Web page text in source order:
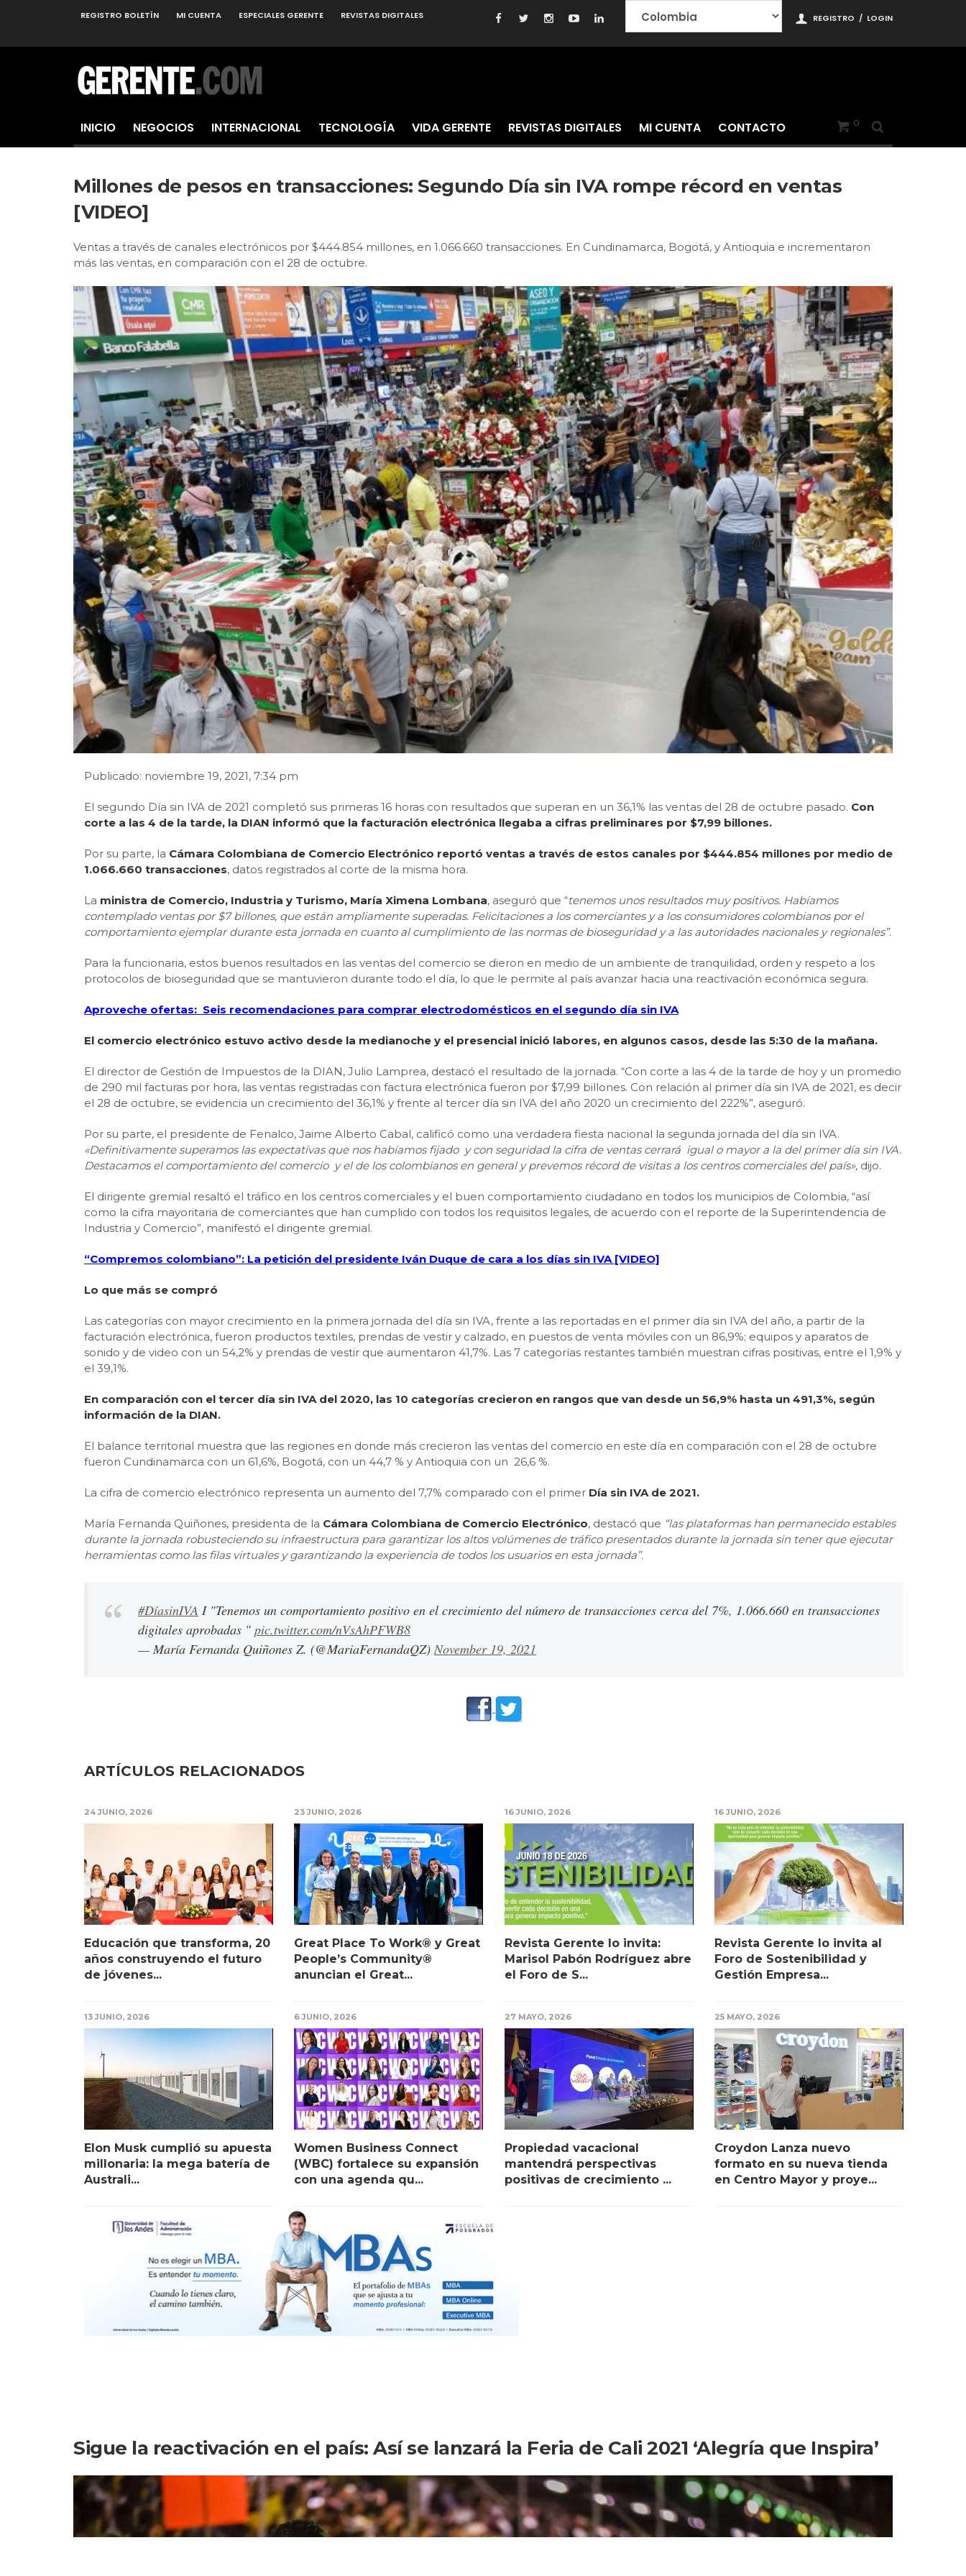
REGISTRO / LOGIN
REGISTRO BOLETÍN MI CUENTA ESPECIALES GERENTE REVISTAS DIGITALES
0
INICIO NEGOCIOS INTERNACIONAL TECNOLOGÍA VIDA GERENTE REVISTAS DIGITALES MI CUENTA CONTACTO
Millones de pesos en transacciones: Segundo Día sin IVA rompe récord en ventas
[VIDEO]
Ventas a través de canales electrónicos por $444.854 millones, en 1.066.660 transacciones. En Cundinamarca, Bogotá, y Antioquia e incrementaron
más las ventas, en comparación con el 28 de octubre.
Publicado: noviembre 19, 2021, 7:34 pm
El segundo Día sin IVA de 2021 completó sus primeras 16 horas con resultados que superan en un 36,1% las ventas del 28 de octubre pasado. Con
corte a las 4 de la tarde, la DIAN informó que la facturación electrónica llegaba a cifras preliminares por $7,99 billones.
Por su parte, la Cámara Colombiana de Comercio Electrónico reportó ventas a través de estos canales por $444.854 millones por medio de
1.066.660 transacciones, datos registrados al corte de la misma hora.
La ministra de Comercio, Industria y Turismo, María Ximena Lombana, aseguró que “tenemos unos resultados muy positivos. Habíamos
contemplado ventas por $7 billones, que están ampliamente superadas. Felicitaciones a los comerciantes y a los consumidores colombianos por el
comportamiento ejemplar durante esta jornada en cuanto al cumplimiento de las normas de bioseguridad y a las autoridades nacionales y regionales”.
Para la funcionaria, estos buenos resultados en las ventas del comercio se dieron en medio de un ambiente de tranquilidad, orden y respeto a los
protocolos de bioseguridad que se mantuvieron durante todo el día, lo que le permite al país avanzar hacia una reactivación económica segura.
Aproveche ofertas: Seis recomendaciones para comprar electrodomésticos en el segundo día sin IVA
El comercio electrónico estuvo activo desde la medianoche y el presencial inició labores, en algunos casos, desde las 5:30 de la mañana.
El director de Gestión de Impuestos de la DIAN, Julio Lamprea, destacó el resultado de la jornada. “Con corte a las 4 de la tarde de hoy y un promedio
de 290 mil facturas por hora, las ventas registradas con factura electrónica fueron por $7,99 billones. Con relación al primer día sin IVA de 2021, es decir
el 28 de octubre, se evidencia un crecimiento del 36,1% y frente al tercer día sin IVA del año 2020 un crecimiento del 222%”, aseguró.
Por su parte, el presidente de Fenalco, Jaime Alberto Cabal, calificó como una verdadera fiesta nacional la segunda jornada del día sin IVA.
«Definitivamente superamos las expectativas que nos habíamos fijado y con seguridad la cifra de ventas cerrará igual o mayor a la del primer día sin IVA.
Destacamos el comportamiento del comercio y el de los colombianos en general y prevemos récord de visitas a los centros comerciales del país», dijo.
El dirigente gremial resaltó el tráfico en los centros comerciales y el buen comportamiento ciudadano en todos los municipios de Colombia, “así
como la cifra mayoritaria de comerciantes que han cumplido con todos los requisitos legales, de acuerdo con el reporte de la Superintendencia de
Industria y Comercio”, manifestó el dirigente gremial.
“Compremos colombiano”: La petición del presidente Iván Duque de cara a los días sin IVA [VIDEO]
Lo que más se compró
Las categorías con mayor crecimiento en la primera jornada del día sin IVA, frente a las reportadas en el primer día sin IVA del año, a partir de la
facturación electrónica, fueron productos textiles, prendas de vestir y calzado, en puestos de venta móviles con un 86,9%; equipos y aparatos de
sonido y de video con un 54,2% y prendas de vestir que aumentaron 41,7%. Las 7 categorías restantes también muestran cifras positivas, entre el 1,9% y
el 39,1%.
En comparación con el tercer día sin IVA del 2020, las 10 categorías crecieron en rangos que van desde un 56,9% hasta un 491,3%, según
información de la DIAN.
El balance territorial muestra que las regiones en donde más crecieron las ventas del comercio en este día en comparación con el 28 de octubre
fueron Cundinamarca con un 61,6%, Bogotá, con un 44,7 % y Antioquia con un 26,6 %.
La cifra de comercio electrónico representa un aumento del 7,7% comparado con el primer Día sin IVA de 2021.
María Fernanda Quiñones, presidenta de la Cámara Colombiana de Comercio Electrónico, destacó que “las plataformas han permanecido estables
durante la jornada robusteciendo su infraestructura para garantizar los altos volúmenes de tráfico presentados durante la jornada sin tener que ejecutar
herramientas como las filas virtuales y garantizando la experiencia de todos los usuarios en esta jornada”.
#DíasinIVA I "Tenemos un comportamiento positivo en el crecimiento del número de transacciones cerca del 7%, 1.066.660 en transacciones
digitales aprobadas " pic.twitter.com/nVsAhPFWB8
— María Fernanda Quiñones Z. (@MariaFernandaQZ) November 19, 2021
ARTÍCULOS RELACIONADOS
24 JUNIO, 2026
Educación que transforma, 20
años construyendo el futuro
de jóvenes...
23 JUNIO, 2026
Great Place To Work® y Great
People’s Community®
anuncian el Great...
16 JUNIO, 2026
Revista Gerente lo invita:
Marisol Pabón Rodríguez abre
el Foro de S...
16 JUNIO, 2026
Revista Gerente lo invita al
Foro de Sostenibilidad y
Gestión Empresa...
13 JUNIO, 2026
Elon Musk cumplió su apuesta
millonaria: la mega batería de
Australi...
6 JUNIO, 2026
Women Business Connect
(WBC) fortalece su expansión
con una agenda qu...
27 MAYO, 2026
Propiedad vacacional
mantendrá perspectivas
positivas de crecimiento ...
25 MAYO, 2026
Croydon Lanza nuevo
formato en su nueva tienda
en Centro Mayor y proye...
Sigue la reactivación en el país: Así se lanzará la Feria de Cali 2021 ‘Alegría que Inspira’